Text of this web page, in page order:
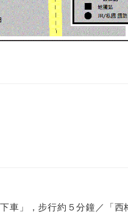
車」，步行約５分鐘／「西